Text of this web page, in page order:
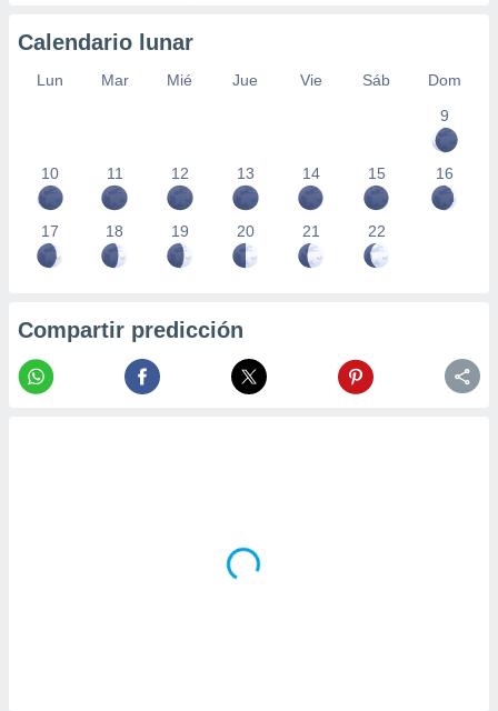
Calendario lunar
Lun Mar Mié Jue Vie Sáb
Dom
9
10 11 12 13 14 15 16
17 18 19 20 21 22
Compartir predicción